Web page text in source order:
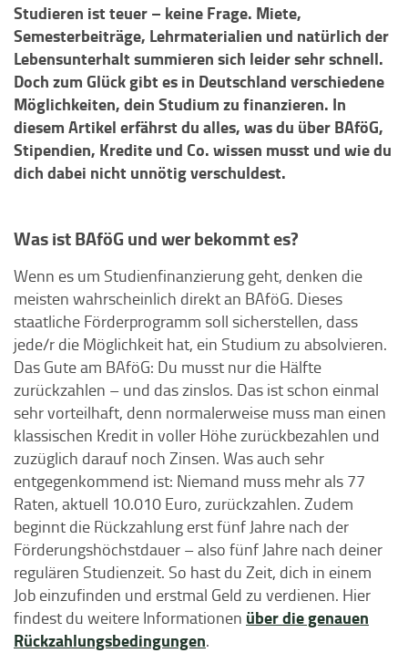
Studieren ist teuer – keine Frage. Miete,
Semesterbeiträge, Lehrmaterialien und natürlich der
Lebensunterhalt summieren sich leider sehr schnell.
Doch zum Glück gibt es in Deutschland verschiedene
Möglichkeiten, dein Studium zu finanzieren. In
diesem Artikel erfährst du alles, was du über BAföG,
Stipendien, Kredite und Co. wissen musst und wie du
dich dabei nicht unnötig verschuldest.
Was ist BAföG und wer bekommt es?
Wenn es um Studienfinanzierung geht, denken die
meisten wahrscheinlich direkt an BAföG. Dieses
staatliche Förderprogramm soll sicherstellen, dass
jede/r die Möglichkeit hat, ein Studium zu absolvieren.
Das Gute am BAföG: Du musst nur die Hälfte
zurückzahlen – und das zinslos. Das ist schon einmal
sehr vorteilhaft, denn normalerweise muss man einen
klassischen Kredit in voller Höhe zurückbezahlen und
zuzüglich darauf noch Zinsen. Was auch sehr
entgegenkommend ist: Niemand muss mehr als 77
Raten, aktuell 10.010 Euro, zurückzahlen. Zudem
beginnt die Rückzahlung erst fünf Jahre nach der
Förderungshöchstdauer – also fünf Jahre nach deiner
regulären Studienzeit. So hast du Zeit, dich in einem
Job einzufinden und erstmal Geld zu verdienen. Hier
findest du weitere Informationen über die genauen
Rückzahlungsbedingungen.